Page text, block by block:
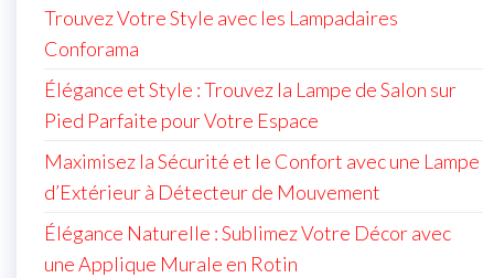
Trouvez Votre Style avec les Lampadaires
Conforama
Élégance et Style : Trouvez la Lampe de Salon sur
Pied Parfaite pour Votre Espace
Maximisez la Sécurité et le Confort avec une Lampe
d’Extérieur à Détecteur de Mouvement
Élégance Naturelle : Sublimez Votre Décor avec
une Applique Murale en Rotin